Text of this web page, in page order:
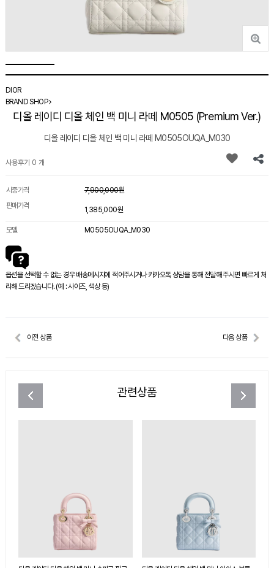
DIOR
BRAND SHOP
디올 레이디 디올 체인 백 미니 라떼 M0505 (Premium Ver.)
디올 레이디 디올 체인 백 미니 라떼 M0505OUQA_M030
사용후기 0 개
시중가격
7,900,000원
판매가격
1,385,000원
모델 M0505OUQA_M030
옵션을 선택할 수 없는 경우 배송메시지에 적어주시거나 카카오톡 상담을 통해 전달해 주시면 빠르게 처
리해 드리겠습니다. (예 : 사이즈, 색상 등)
이전 상품 다음 상품
관련상품